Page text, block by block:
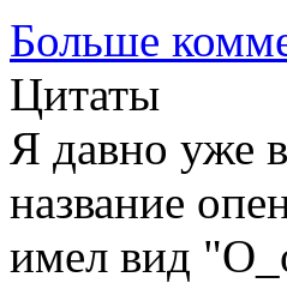
Больше
Цитаты
Я давно уже
название
имел вид